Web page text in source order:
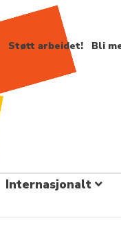
Støtt arbeidet! Bli
Internasjonalt